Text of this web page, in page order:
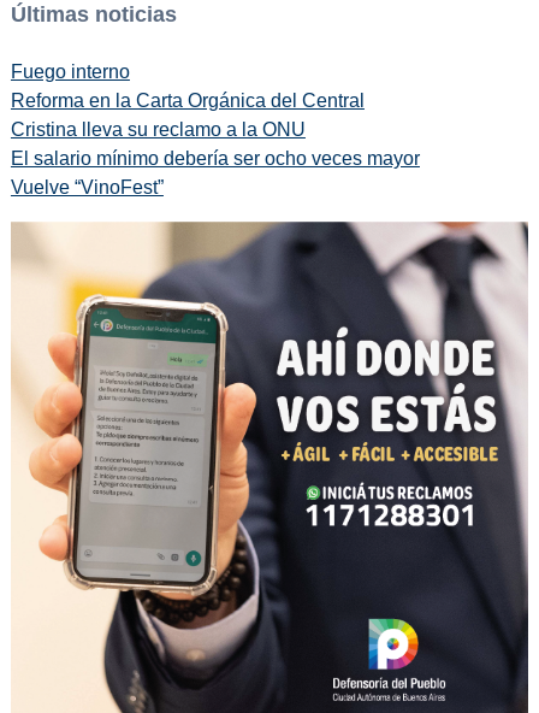
Últimas noticias
Fuego interno
Reforma en la Carta Orgánica del Central
Cristina lleva su reclamo a la ONU
El salario mínimo debería ser ocho veces mayor
Vuelve “VinoFest”